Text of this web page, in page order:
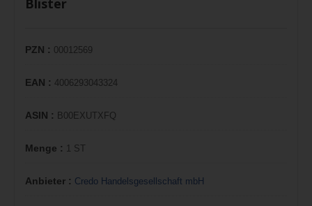
Blister
PZN : 00012569
EAN : 4006293043324
ASIN : B00EXUTXFQ
Menge : 1 ST
Anbieter : Credo Handelsgesellschaft mbH